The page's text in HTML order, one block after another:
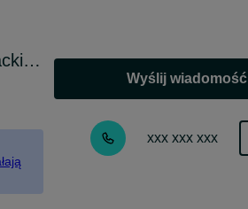
Skup Sprzedaż Madej SC Jasło Czackiego
Wyślij wiadomość
xxx xxx xxx